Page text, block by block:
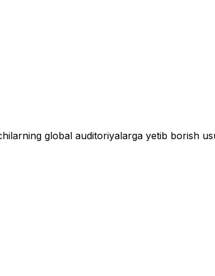
global auditoriyalarga yetib borish